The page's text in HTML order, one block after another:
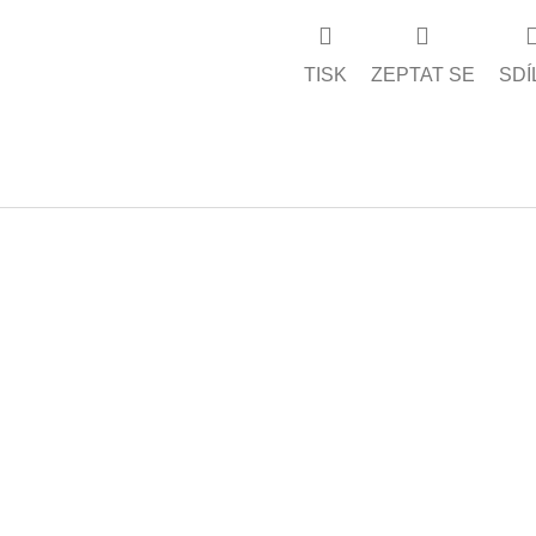
TISK ZEPTAT SE